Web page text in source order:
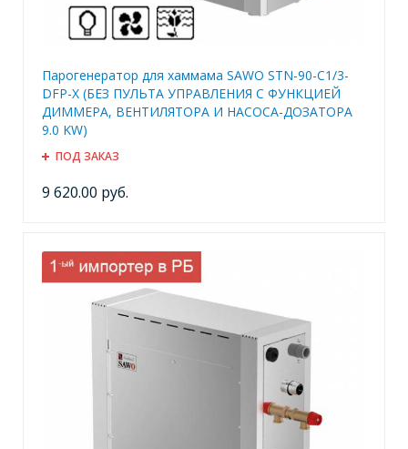
Парогенератор для хаммама SAWO STN-90-C1/3-
DFP-X (БЕЗ ПУЛЬТА УПРАВЛЕНИЯ С ФУНКЦИЕЙ
ДИММЕРА, ВЕНТИЛЯТОРА И НАСОСА-ДОЗАТОРА
9.0 KW)
ПОД ЗАКАЗ
9 620.00 руб.